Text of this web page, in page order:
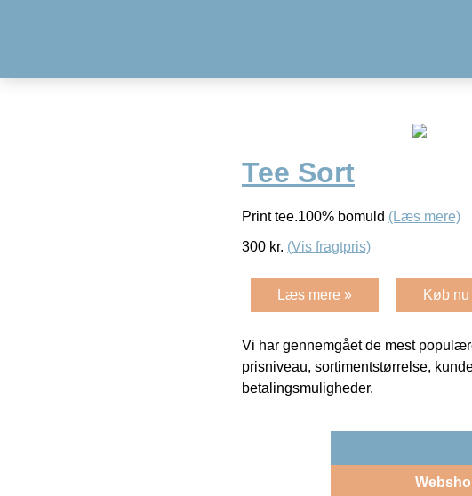
Tee Sort
Print tee.100% bomuld (Læs mere)
300 kr. (Vis fragtpris)
Læs mere » Køb nu
Vi har gennemgået de mest
prisniveau, sortimentstørrelse,
betalingsmuligheder.